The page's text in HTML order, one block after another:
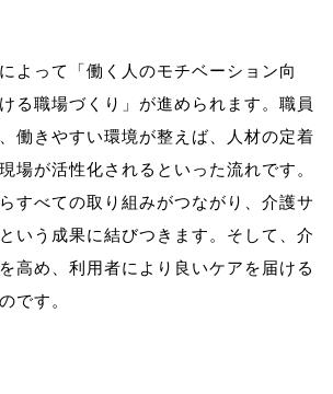
よって「働く人のモチベーション向
る職場づくり」が進められます。職員
働きやすい環境が整えば、人材の定着
場が活性化されるといった流れです。
すべての取り組みがつながり、介護サ
いう成果に結びつきます。そして、介
高め、利用者により良いケアを届ける